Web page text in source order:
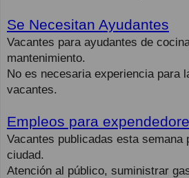
Se Necesitan Ayudantes
Vacantes para ayudantes de
mantenimiento.
No es necesaria experiencia para
vacantes.
Empleos para
Vacantes publicadas esta semana
ciudad.
Atención al público, suministrar